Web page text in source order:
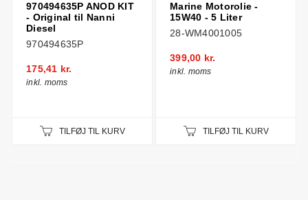
970494635P ANOD KIT
- Original til Nanni
Diesel
970494635P
175,41 kr.
inkl. moms
TILFØJ TIL KURV
Marine Motorolie -
15W40 - 5 Liter
28-WM4001005
399,00 kr.
inkl. moms
TILFØJ TIL KURV